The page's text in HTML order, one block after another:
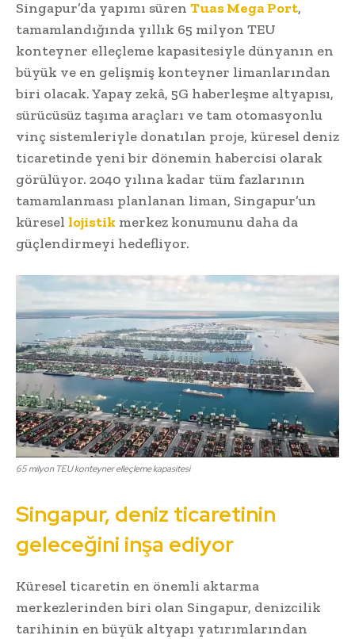
Singapur’da yapımı süren Tuas Mega Port,
tamamlandığında yıllık 65 milyon TEU
konteyner elleçleme kapasitesiyle dünyanın en
büyük ve en gelişmiş konteyner limanlarından
biri olacak. Yapay zekâ, 5G haberleşme altyapısı,
sürücüsüz taşıma araçları ve tam otomasyonlu
vinç sistemleriyle donatılan proje, küresel deniz
ticaretinde yeni bir dönemin habercisi olarak
görülüyor. 2040 yılına kadar tüm fazlarının
tamamlanması planlanan liman, Singapur’un
küresel lojistik merkez konumunu daha da
güçlendirmeyi hedefliyor.
65 milyon TEU konteyner elleçleme kapasitesi
Singapur, deniz ticaretinin
geleceğini inşa ediyor
Küresel ticaretin en önemli aktarma
merkezlerinden biri olan Singapur, denizcilik
tarihinin en büyük altyapı yatırımlarından